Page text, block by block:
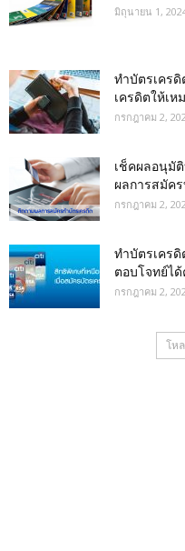
มิถุนายน 1,
ทําบัตรเคร
เครดิตให้เ
กรกฎาคม 2,
เช็คผลอนุมั
ผลการสมัค
กรกฎาคม 2,
ทำบัตรเครดิ
ตอบโจทย์ไ
กรกฎาคม 2,
โห